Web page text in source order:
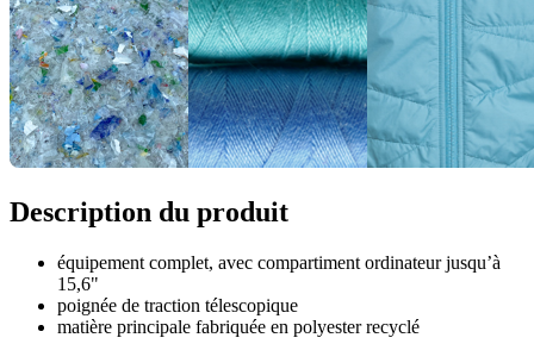
Description du produit
équipement complet, avec compartiment ordinateur jusqu’à
15,6"
poignée de traction télescopique
matière principale fabriquée en polyester recyclé